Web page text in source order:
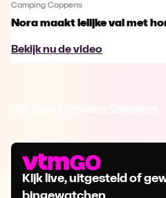
Camping Coppens
Nora maakt lelijke val met
Bekijk nu de video
Kijk live, uitgesteld of